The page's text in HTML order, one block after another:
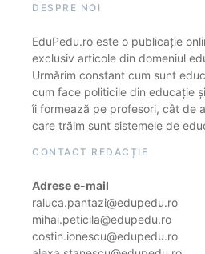
DESPRE NOI
EduPedu.ro este o publicație
exclusiv articole din domeniul
Urmărim constant cum sunt
cum face politicile din educație
îi formează pe profesori, cât de
care trăim sunt sistemele de
CONTACT REDACȚIE
Adrese e-mail
raluca.pantazi@edupedu.ro
mihai.peticila@edupedu.ro
costin.ionescu@edupedu.ro